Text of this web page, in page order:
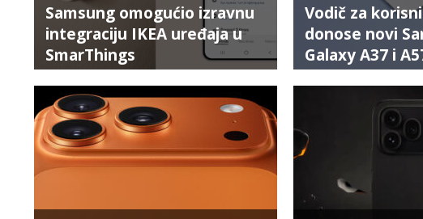
Samsung omogućio izravnu
integraciju IKEA uređaja u
SmarThings
Vodič za
donose novi
Galaxy A37 i